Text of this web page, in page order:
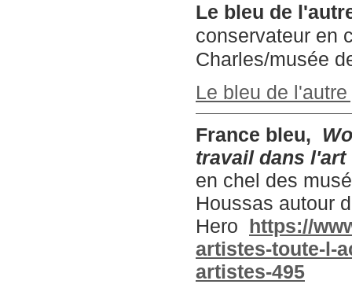
Le bleu de
conservateur en
Charles/musée
Le bleu de
France bleu,
travail dans l'art
en chel des
Houssas autour
Hero https://
artistes-toute-l-
artistes-495